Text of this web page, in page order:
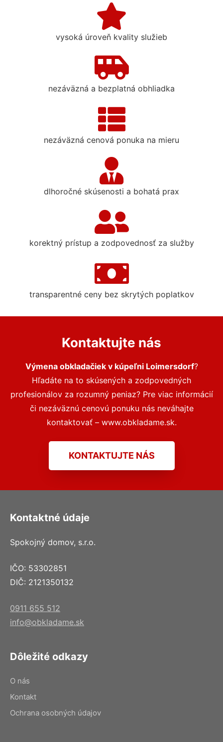
vysoká úroveň kvality služieb
nezáväzná a bezplatná obhliadka
nezáväzná cenová ponuka na mieru
dlhoročné skúsenosti a bohatá prax
korektný prístup a zodpovednosť za služby
transparentné ceny bez skrytých poplatkov
Kontaktujte nás
Výmena obkladačiek v kúpeľni Loimersdorf?
Hľadáte na to skúsených a zodpovedných
profesionálov za rozumný peniaz? Pre viac informácií
či nezáväznú cenovú ponuku nás neváhajte
kontaktovať – www.obkladame.sk.
KONTAKTUJTE NÁS
Kontaktné údaje
Spokojný domov, s.r.o.
IČO: 53302851
DIČ: 2121350132
0911 655 512
info@obkladame.sk
Dôležité odkazy
O nás
Kontakt
Ochrana osobných údajov